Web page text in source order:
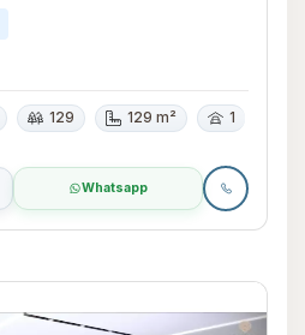
129 129 m² 1
Whatsapp